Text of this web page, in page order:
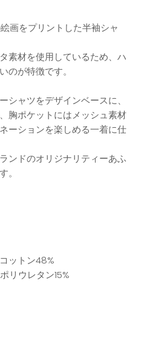
画をプリントした半袖シャ
素材を使用しているため、ハ
のが特徴です。
シャツをデザインベースに、
胸ポケットにはメッシュ素材
ーションを楽しめる一着に仕
ンドのオリジナリティーあふ
。
ットン48%
リウレタン15%